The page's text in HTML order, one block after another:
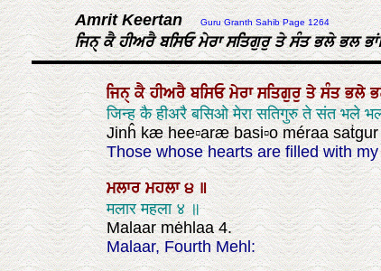
Amrit Keertan Guru Granth Sahib Page 1264
ਜਿਨੑ ਕੈ ਹੀਅਰੈ ਬਸਿਓ ਮੇਰਾ ਸਤਿਗੁਰੁ ਤੇ ਸੰਤ ਭਲੇ ਭਲ
ਜਿਨੑਕੈਹੀਅਰੈਬਸਿਓਮੇਰਾਸਤਿਗੁਰੁਤੇਸੰਤਭਲੇ
जिन्ह कै हीअरै बसिओ मेरा सतिगुरु ते संत भले
Jinĥ kæ hee▫aræ basi▫o méraa saṫgur
Those whose hearts are filled with
ਮਲਾਰਮਹਲਾ੪॥
मलार महला ४ ॥
Malaar mėhlaa 4.
Malaar, Fourth Mehl: